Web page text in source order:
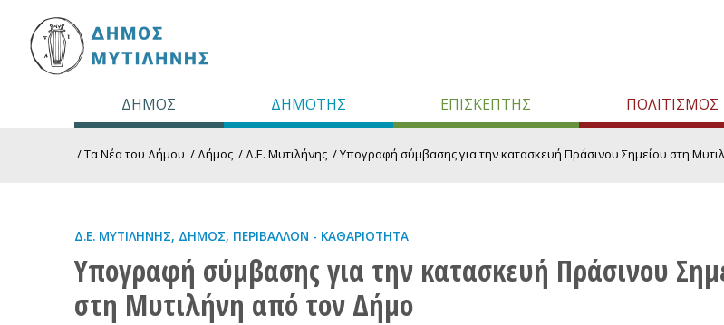
ΔΗΜΟΣ ΔΗΜΟΤΗΣ ΕΠΙΣΚΕΠΤΗΣ ΠΟΛΙΤΙΣΜΟΣ
/Τα Νέα του Δήμου / Δήμος / Δ.Ε. Μυτιλήνης /Υπογραφή σύμβασης για την κατασκευή Πράσινου Σημείου στη
Δ.Ε. ΜΥΤΙΛΉΝΗΣ, ΔΉΜΟΣ, ΠΕΡΙΒΆΛΛΟΝ - ΚΑΘΑΡΙΌΤΗΤΑ
Υπογραφή σύμβασης για την κατασκευή Πράσινου
στη Μυτιλήνη από τον Δήμο